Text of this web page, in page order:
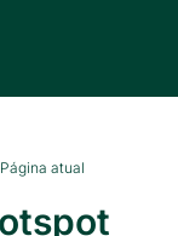
Página atual